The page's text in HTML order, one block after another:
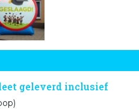
geleverd inclusief
van de pop)